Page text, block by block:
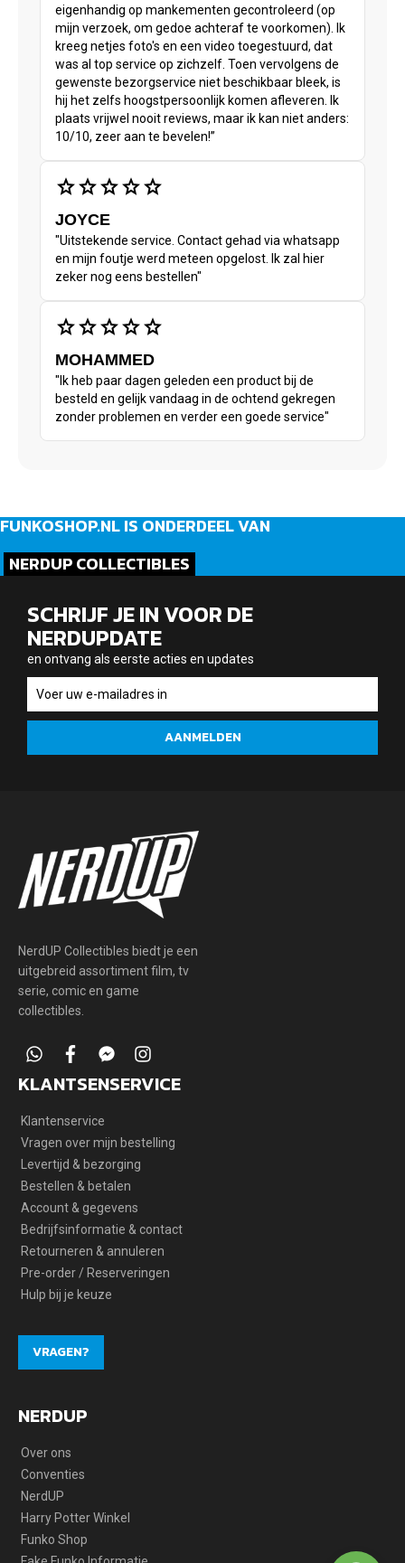
eigenhandig op mankementen gecontroleerd (op
mijn verzoek, om gedoe achteraf te voorkomen). Ik
kreeg netjes foto's en een video toegestuurd, dat
was al top service op zichzelf. Toen vervolgens de
gewenste bezorgservice niet beschikbaar bleek, is
hij het zelfs hoogstpersoonlijk komen afleveren. Ik
plaats vrijwel nooit reviews, maar ik kan niet anders:
10/10, zeer aan te bevelen!”
starstarstarstarstar
JOYCE
"Uitstekende service. Contact gehad via whatsapp
en mijn foutje werd meteen opgelost. Ik zal hier
zeker nog eens bestellen"
starstarstarstarstar
MOHAMMED
"Ik heb paar dagen geleden een product bij de
besteld en gelijk vandaag in de ochtend gekregen
zonder problemen en verder een goede service"
FUNKOSHOP.NL IS ONDERDEEL VAN
NERDUP COLLECTIBLES
SCHRIJF JE IN VOOR DE
NERDUPDATE
en ontvang als eerste acties en updates
ontvang
als
acties
AANMELDEN
NerdUP Collectibles biedt je een
uitgebreid assortiment film, tv
serie, comic en game
collectibles.
whatsappfacebook
facebook-instagram
KLANTSENSERVICE
Klantenservice
Vragen over mijn bestelling
Levertijd & bezorging
Bestellen & betalen
Account & gegevens
Bedrijfsinformatie & contact
Retourneren & annuleren
Pre-order / Reserveringen
Hulp bij je keuze
VRAGEN?
NERDUP
Over ons
Conventies
NerdUP
Harry Potter Winkel
Funko Shop